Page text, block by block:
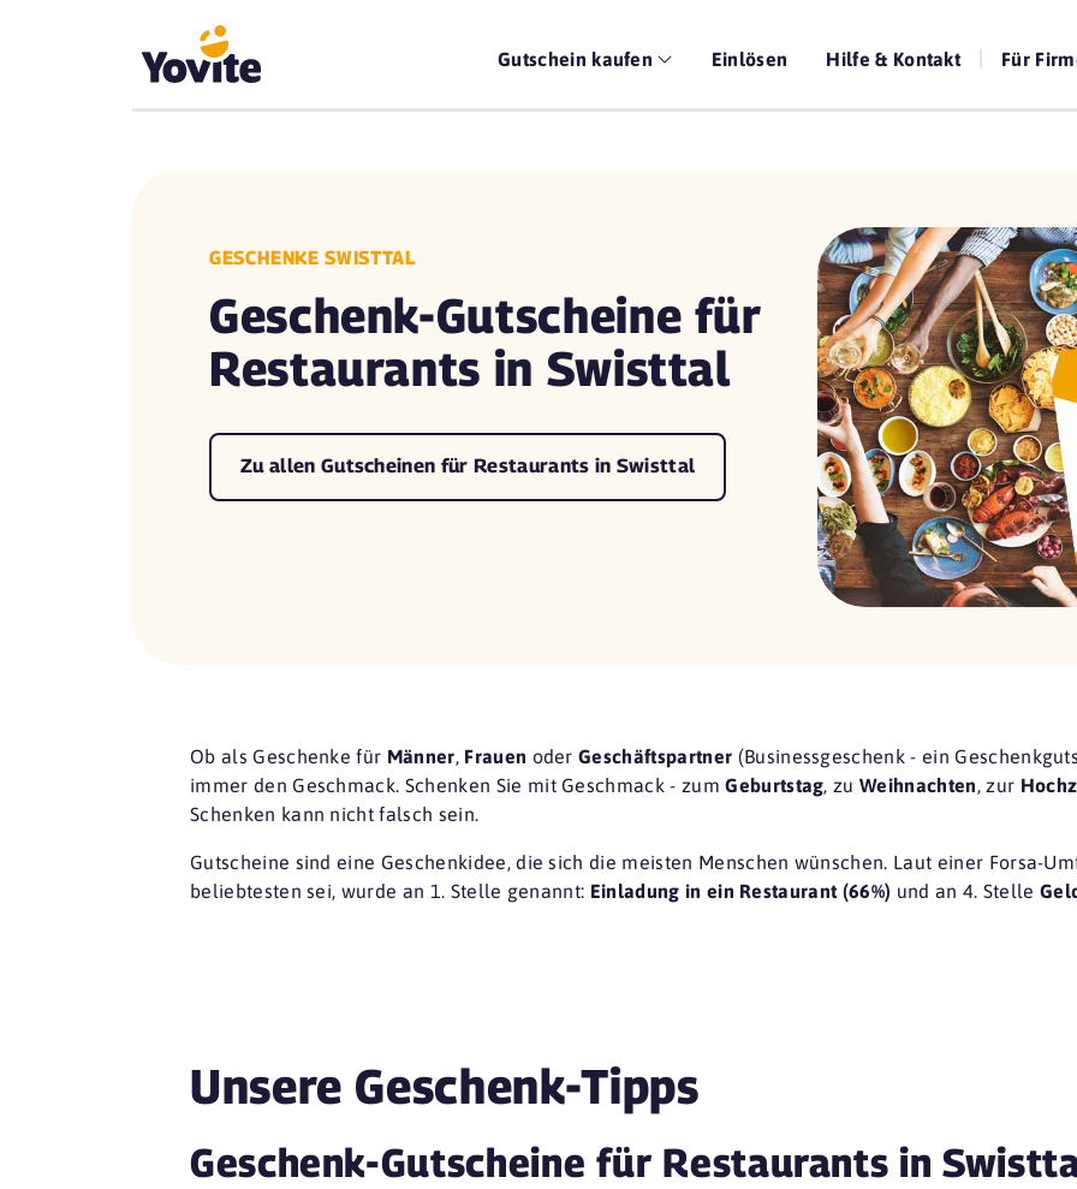
Gutschein kaufen Einlösen Hilfe & Kontakt Für
GESCHENKE SWISTTAL
Geschenk-Gutscheine für
Restaurants in Swisttal
Zu allen Gutscheinen für Restaurants in Swisttal
Ob als Geschenke für Männer, Frauen oderGeschäftspartner (Businessgeschenk - ein
immer den Geschmack. Schenken Sie mit Geschmack - zumGeburtstag, zuWeihnachten, zur
Schenken kann nicht falsch sein.
Gutscheine sind eine Geschenkidee, die sich die meisten Menschen wünschen. Laut einer Forsa-
beliebtesten sei, wurde an 1. Stelle genannt: Einladung in ein Restaurant (66%) und an 4. Stelle
Unsere Geschenk-Tipps
Geschenk-Gutscheine für Restaurants in